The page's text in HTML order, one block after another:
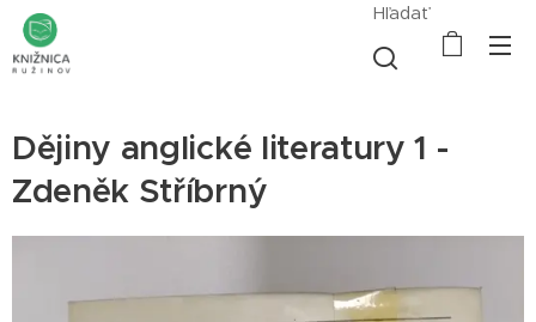
Hľadať
Dějiny anglické literatury 1 -
Zdeněk Stříbrný